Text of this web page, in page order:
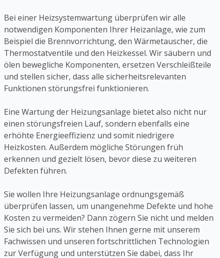
Bei einer Heizsystemwartung überprüfen wir alle
notwendigen Komponenten Ihrer Heizanlage, wie zum
Beispiel die Brennvorrichtung, den Wärmetauscher, die
Thermostatventile und den Heizkessel. Wir säubern und
ölen bewegliche Komponenten, ersetzen Verschleißteile
und stellen sicher, dass alle sicherheitsrelevanten
Funktionen störungsfrei funktionieren.
Eine Wartung der Heizungsanlage bietet also nicht nur
einen störungsfreien Lauf, sondern ebenfalls eine
erhöhte Energieeffizienz und somit niedrigere
Heizkosten. Außerdem mögliche Störungen früh
erkennen und gezielt lösen, bevor diese zu weiteren
Defekten führen.
Sie wollen Ihre Heizungsanlage ordnungsgemäß
überprüfen lassen, um unangenehme Defekte und hohe
Kosten zu vermeiden? Dann zögern Sie nicht und melden
Sie sich bei uns. Wir stehen Ihnen gerne mit unserem
Fachwissen und unseren fortschrittlichen Technologien
zur Verfügung und unterstützen Sie dabei, dass Ihr